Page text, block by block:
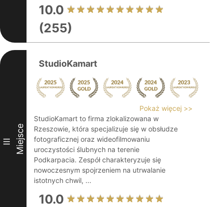
10.0
(255)
III Miejsce
StudioKamart
Pokaż więcej >>
StudioKamart to firma zlokalizowana w
Rzeszowie, która specjalizuje się w obsłudze
fotograficznej oraz wideofilmowaniu
uroczystości ślubnych na terenie
Podkarpacia. Zespół charakteryzuje się
nowoczesnym spojrzeniem na utrwalanie
istotnych chwil, ...
10.0